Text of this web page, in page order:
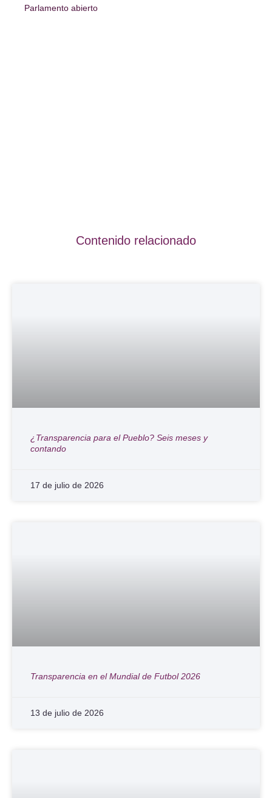
Parlamento abierto
Contenido relacionado
¿Transparencia para el Pueblo? Seis meses y
contando
17 de julio de 2026
Transparencia en el Mundial de Futbol 2026
13 de julio de 2026